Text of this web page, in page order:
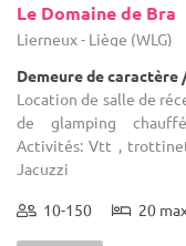
Le Domaine de Bra
Lierneux - Liège (WLG)
Demeure de caractère
Location de salle de
de glamping
Activités: Vtt ,
Jacuzzi
10-150 20